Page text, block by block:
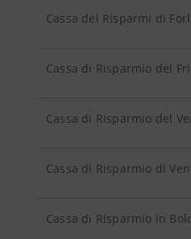
Cassa dei Risparmi di
Cassa di Risparmio del
Cassa di Risparmio del
Cassa di Risparmio di
Cassa di Risparmio in